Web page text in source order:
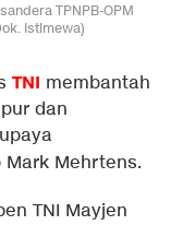
TPNPB-OPM
Istimewa)
TNI membantah
dan
Mark Mehrtens.
TNI Mayjen